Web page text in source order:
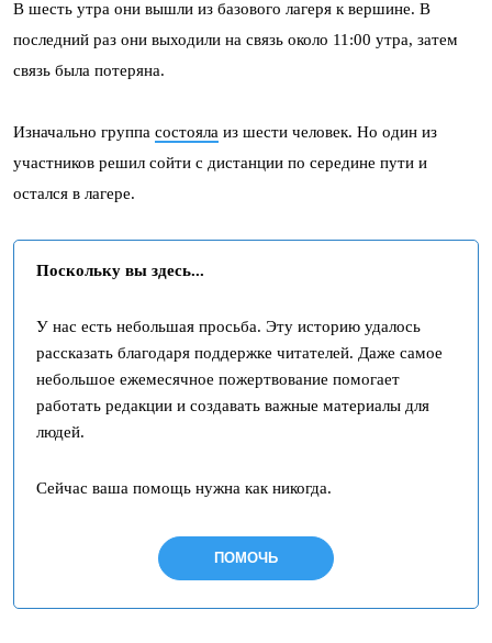
В шесть утра они вышли из базового лагеря к вершине. В
последний раз они выходили на связь около 11:00 утра, затем
связь была потеряна.
Изначально группа состояла из шести человек. Но один из
участников решил сойти с дистанции по середине пути и
остался в лагере.
Поскольку вы здесь...
У нас есть небольшая просьба. Эту историю удалось
рассказать благодаря поддержке читателей. Даже самое
небольшое ежемесячное пожертвование помогает
работать редакции и создавать важные материалы для
людей.
Сейчас ваша помощь нужна как никогда.
ПОМОЧЬ